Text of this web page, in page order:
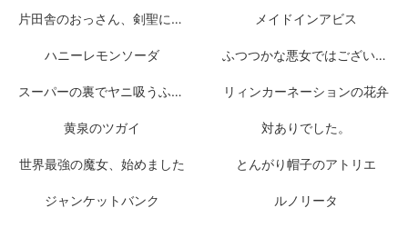
片田舎のおっさん、剣聖になる メイドインアビス
ハニーレモンソーダ ふつつかな悪女ではございますが
スーパーの裏でヤニ吸うふたり リィンカーネーションの花弁
黄泉のツガイ 対ありでした。
世界最強の魔女、始めました とんがり帽子のアトリエ
ジャンケットバンク ルノリータ